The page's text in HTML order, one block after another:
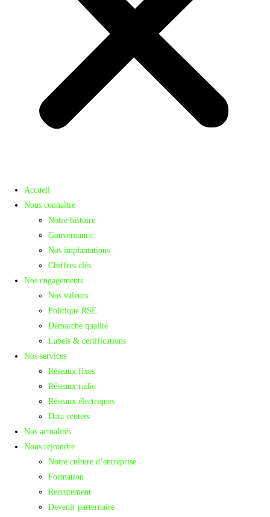
Accueil
Nous connaître
Notre histoire
Gouvernance
Nos implantations
Chiffres clés
Nos engagements
Nos valeurs
Politique RSE
Démarche qualité
Labels & certifications
Nos services
Réseaux fixes
Réseaux radio
Réseaux électriques
Data centers
Nos actualités
Nous rejoindre
Notre culture d’entreprise
Formation
Recrutement
Devenir parternaire